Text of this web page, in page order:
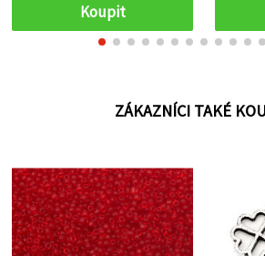
Koupit
ZÁKAZNÍCI TAKÉ